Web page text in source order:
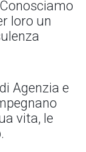
loro un
Agenzia e
vita, le